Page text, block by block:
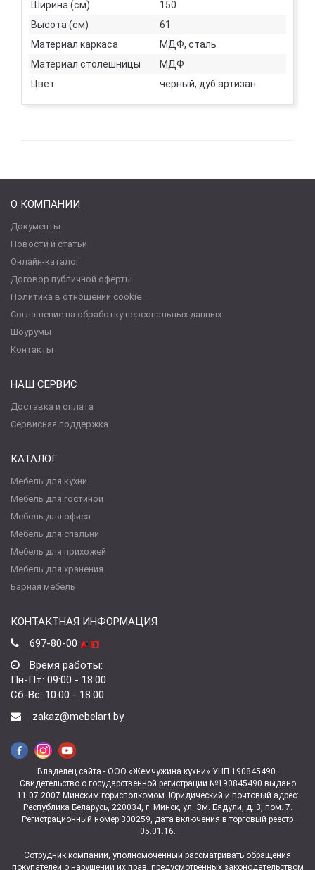
Ширина (см)
150
Высота (см)
61
Материал каркаса
МДФ, сталь
Материал столешницы
МДФ
Цвет
черный, дуб артизан
О КОМПАНИИ
Документы
Новости и статьи
Онлайн-каталог
Договор публичной оферты
Политика в отношении cookie
Соглашение на обработку персональных данных
Шоурумы
Контакты
НАШ СЕРВИС
Доставка и оплата
Сервисная поддержка
КАТАЛОГ
Мебель для кухни
Мебель для гостиной
Мебель для офиса
Мебель для спальни
Мебель для прихожей
Мебель для хранения
Барная мебель
КОНТАКТНАЯ ИНФОРМАЦИЯ
697-80-00
Время работы:
Пн-Пт: 09:00 - 18:00
Сб-Вс: 10:00 - 18:00
zakaz@mebelart.by
Владелец сайта - ООО «Жемчужина кухни» УНП 190845490.
Свидетельство о государственной регистрации №190845490 выдано
11.07.2007 Минским горисполкомом. Юридический и почтовый адрес:
Республика Беларусь, 220034, г. Минск, ул. Зм. Бядули, д. 3, пом. 7.
Регистрационный номер 300259, дата включения в торговый реестр
05.01.16.
Сотрудник компании, уполномоченный рассматривать обращения
покупателей о нарушении их прав, предусмотренных законодательством